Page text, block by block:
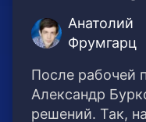
Анатолий
Фрумгарц
После рабочей
Александр
решений. Так,